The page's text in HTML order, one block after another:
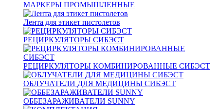
МАРКЕРЫ ПРОМЫШЛЕННЫЕ
Лента для этикет пистолетов
РЕЦИРКУЛЯТОРЫ СИБЭСТ
РЕЦИРКУЛЯТОРЫ КОМБИНИРОВАННЫЕ СИБЭСТ
ОБЛУЧАТЕЛИ ДЛЯ МЕДИЦИНЫ СИБЭСТ
ОББЕЗАРАЖИВАТЕЛИ SUNNY